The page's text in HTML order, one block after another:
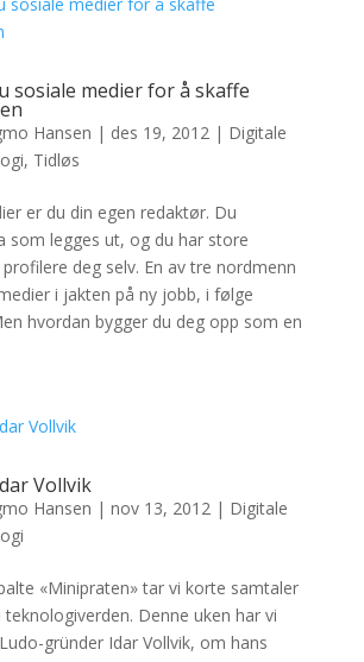
sosiale medier for å skaffe
Hansen | des 19, 2012| Digitale
, Tidløs
er du din egen redaktør. Du
som legges ut, og du har store
deg selv. En av tre nordmenn
i jakten på ny jobb, i følge
hvordan bygger du deg opp som en
Vollvik
Hansen | nov 13, 2012| Digitale
«Minipraten» tar vi korte samtaler
Denne uken har vi
gründer Idar Vollvik, om hans